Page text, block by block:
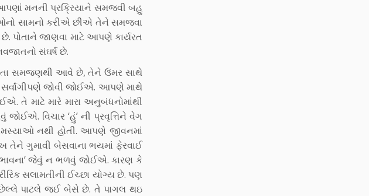
મનની પ્રક્રિયાને સમજવી બહુ
સામનો કરીએ છીએ તેને સમજવા
પોતાને જાણવા માટે આપણે કાર્યરત
સંઘર્ષ છે.
સમજણથી આવે છે, તેને ઉંમર સાથે
સર્વાંગીપણે જોવી જોઈએ. આપણે માથે
તે માટે મારે મારા અનુબંધનોમાંથી
વિચાર ‘હું’ ની પ્રવૃત્તિને વેગ
નથી હોતી. આપણે જીવનમાં
ગુમાવી બેસવાના ભયમાં ફેરવાઈ
જેવું ન ભળવું જોઈએ. કારણ કે
સલામતીની ઈચ્છા યોગ્ય છે. પણ
પાટલે જઈ બેસે છે. તે પાગલ થઇ